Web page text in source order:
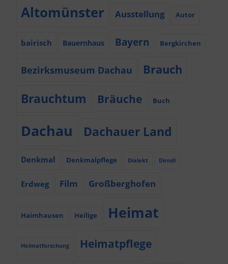
Altomünster Ausstellung Autor
bairisch Bauernhaus Bayern Bergkirchen
Bezirksmuseum Dachau Brauch
Brauchtum Bräuche Buch
Dachau Dachauer Land
Denkmal Denkmalpflege Dialekt Dirndl
Erdweg Film Großberghofen
Haimhausen Heilige Heimat
Heimatforschung Heimatpflege